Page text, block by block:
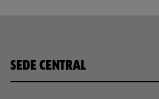
SEDE CENTRAL